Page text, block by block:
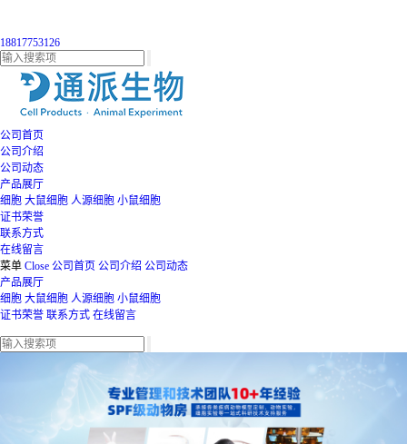
18817753126
公司首页
公司介绍
公司动态
产品展厅
细胞 大鼠细胞 人源细胞 小鼠细胞
证书荣誉
联系方式
在线留言
菜单 Close 公司首页 公司介绍 公司动态
产品展厅
细胞 大鼠细胞 人源细胞 小鼠细胞
证书荣誉 联系方式 在线留言